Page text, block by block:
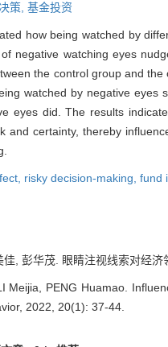
策, 基金投资
how being watched by
negative watching eyes
the control group and
watched by negative
eyes did. The results
and certainty, thereby
risky decision-making, fund
佳, 彭华茂. 眼睛注视线索对经
Meijia, PENG Huamao.
2022, 20(1): 37-44.